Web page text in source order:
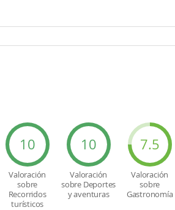
10
Valoración
sobre
Recorridos
turísticos
10
Valoración
sobre Deportes
y aventuras
7.5
Valoración
sobre
Gastronomía